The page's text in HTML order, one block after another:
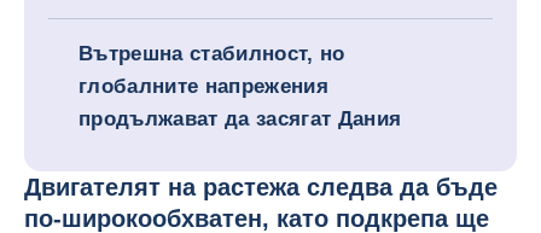
Вътрешна стабилност, но
глобалните напрежения
продължават да засягат Дания
Двигателят на растежа следва да бъде
по-широкообхватен, като подкрепа ще